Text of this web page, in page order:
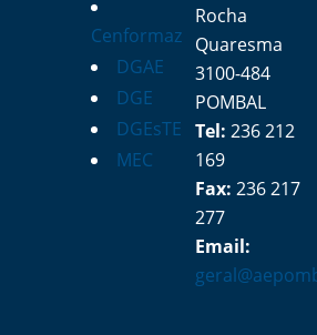
Cenformaz
DGAE
DGE
DGEsTE
MEC
Rocha
Quaresma
3100-484
POMBAL
Tel: 236 212
169
Fax: 236 217
277
Email: